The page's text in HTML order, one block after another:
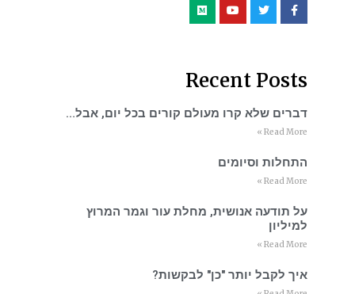
Recent Posts
דברים שלא קרו מעולם קורים בכל יום, אבל…
Read More »
התחלות וסיומים
Read More »
על תודעה אנושית, מחלת עור וגמר המרוץ
למיליון
Read More »
איך לקבל יותר "כן" לבקשות?